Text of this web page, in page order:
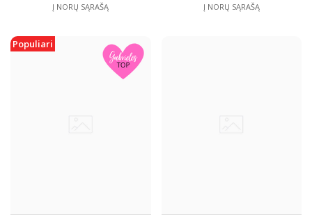
Į NORŲ SĄRAŠĄ Į NORŲ SĄRAŠĄ
Populiari